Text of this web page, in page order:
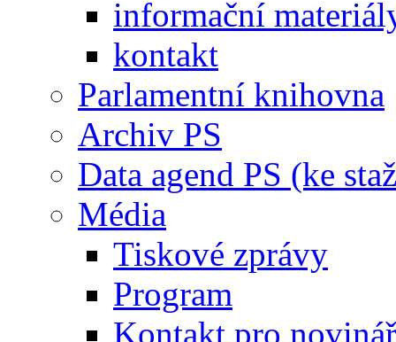
informační
kontakt
Parlamentní knihovna
Archiv PS
Data agend PS (ke
Média
Tiskové zprávy
Program
Kontakt pro